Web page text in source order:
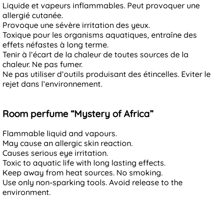
Liquide et vapeurs inflammables. Peut provoquer une
allergié cutanée.
Provoque une sévère irritation des yeux.
Toxique pour les organisms aquatiques, entraîne des
effets néfastes à long terme.
Tenir à l’écart de la chaleur de toutes sources de la
chaleur. Ne pas fumer.
Ne pas utiliser d’outils produisant des étincelles. Eviter le
rejet dans l’environnement.
Room perfume “Mystery of Africa”
Flammable liquid and vapours.
May cause an allergic skin reaction.
Causes serious eye irritation.
Toxic to aquatic life with long lasting effects.
Keep away from heat sources. No smoking.
Use only non-sparking tools. Avoid release to the
environment.